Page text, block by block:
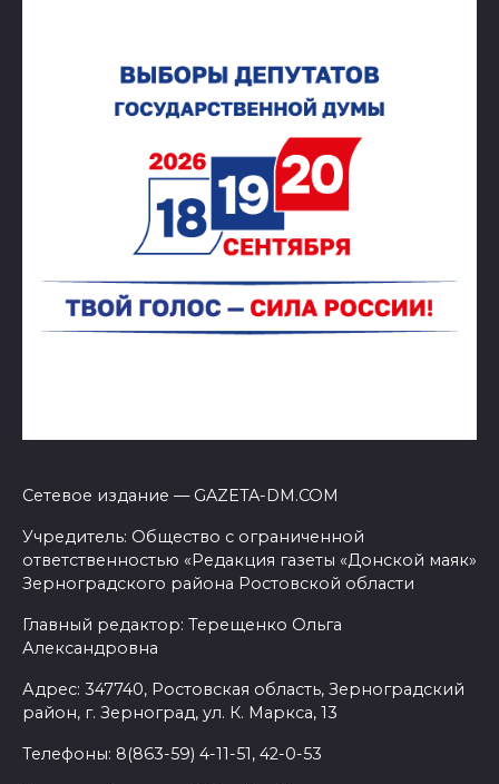
Сетевое издание — GAZETA-DM.COM
Учредитель: Общество с ограниченной
ответственностью «Редакция газеты «Донской маяк»
Зерноградского района Ростовской области
Главный редактор: Терещенко Ольга
Александровна
Адрес: 347740, Ростовская область, Зерноградский
район, г. Зерноград, ул. К. Маркса, 13
Телефоны: 8(863-59) 4-11-51, 42-0-53